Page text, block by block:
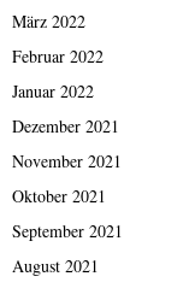
März 2022
Februar 2022
Januar 2022
Dezember 2021
November 2021
Oktober 2021
September 2021
August 2021